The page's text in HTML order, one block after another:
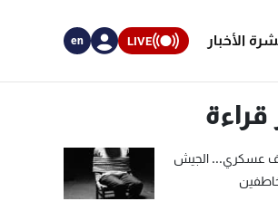
الأخبار LIVE
en
قراءة
عسكري... الجيش